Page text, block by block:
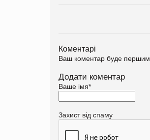
Коментарі
Ваш коментар буде першим.
Додати коментар
Ваше імя*
Захист від спаму